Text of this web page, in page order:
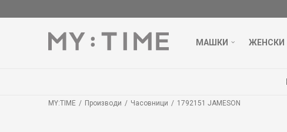
МАШКИ ЖЕНСКИ
MY:TIME Производи Часовници 1792151 JAMESON